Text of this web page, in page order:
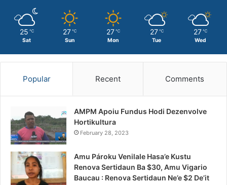
25 ℃
Sat
27 ℃
Sun
27 ℃
Mon
27 ℃
Tue
27 ℃
Wed
Popular Recent Comments
AMPM Apoiu Fundus Hodi Dezenvolve
Hortikultura
February 28, 2023
Amu Pároku Venilale Hasa’e Kustu
Renova Sertidaun Ba $30, Amu Vigario
Baucau : Renova Sertidaun Ne’e $2 De’it